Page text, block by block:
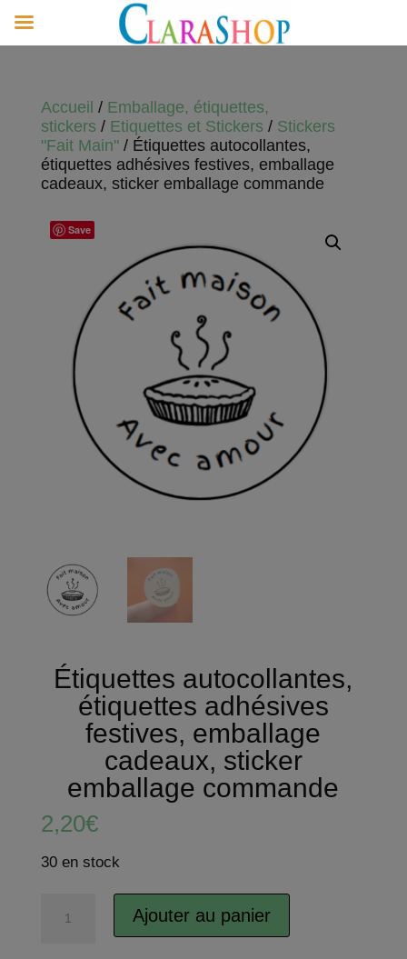
Accueil / Emballage, étiquettes,
stickers / Etiquettes et Stickers / Stickers
"Fait Main"/ Étiquettes autocollantes,
étiquettes adhésives festives, emballage
cadeaux, sticker emballage commande
Save
Étiquettes autocollantes,
étiquettes adhésives
festives, emballage
cadeaux, sticker
emballage commande
2,20€
30 en stock
Ajouter au panier
A